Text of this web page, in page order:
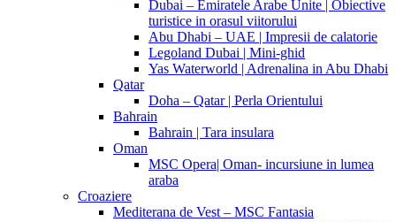
Dubai – Emiratele Arabe Unite | Obiective
turistice in orasul viitorului
Abu Dhabi – UAE | Impresii de calatorie
Legoland Dubai | Mini-ghid
Yas Waterworld | Adrenalina in Abu Dhabi
Qatar
Doha – Qatar | Perla Orientului
Bahrain
Bahrain | Tara insulara
Oman
MSC Opera| Oman- incursiune in lumea
araba
Croaziere
Mediterana de Vest – MSC Fantasia